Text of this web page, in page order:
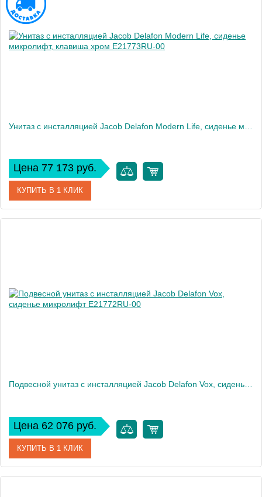
Цена 77 173 руб.
КУПИТЬ В 1 КЛИК
Вес, кг
Цена 62 076 руб.
КУПИТЬ В 1 КЛИК